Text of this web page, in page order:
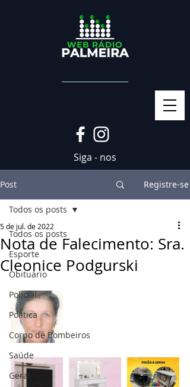
Siga - nos
Post Registre-se
Todos os posts
Esporte
Obituário
Policial
Politica
Corpo de Bombeiros
Saúde
Geral
Todos os posts
Nota de Falecimento: Sra.
Cleonice Podgurski
5 de jul. de 2022